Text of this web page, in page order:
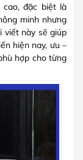
đặc biệt là
minh nhưng
viết này sẽ giúp
hiện nay, ưu –
hợp cho từng